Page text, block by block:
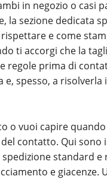
in negozio o casi
la sezione dedicata
e come
ti accorgi che la
regole prima di
e, spesso, a
o vuoi capire
contatto. Qui
standard
e giacenze.